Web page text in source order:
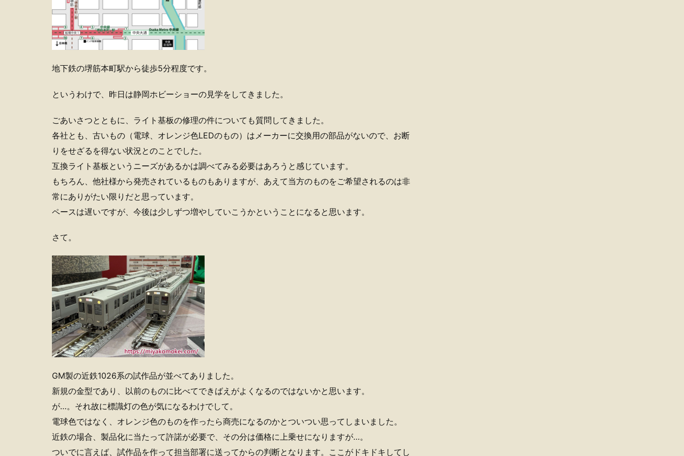
地下鉄の堺筋本町駅から徒歩5分程度です。
というわけで、昨日は静岡ホビーショーの見学をしてきました。
ごあいさつとともに、ライト基板の修理の件についても質問してきました。
各社とも、古いもの（電球、オレンジ色LEDのもの）はメーカーに交換用の部品がないので、お断
りをせざるを得ない状況とのことでした。
互換ライト基板というニーズがあるかは調べてみる必要はあろうと感じています。
もちろん、他社様から発売されているものもありますが、あえて当方のものをご希望されるのは非
常にありがたい限りだと思っています。
ペースは遅いですが、今後は少しずつ増やしていこうかということになると思います。
さて。
GM製の近鉄1026系の試作品が並べてありました。
新規の金型であり、以前のものに比べてできばえがよくなるのではないかと思います。
が…。それ故に標識灯の色が気になるわけでして。
電球色ではなく、オレンジ色のものを作ったら商売になるのかとついつい思ってしまいました。
近鉄の場合、製品化に当たって許諾が必要で、その分は価格に上乗せになりますが…。
ついでに言えば、試作品を作って担当部署に送ってからの判断となります。ここがドキドキしてし